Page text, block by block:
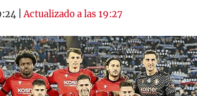
|Actualizado a las 19:27